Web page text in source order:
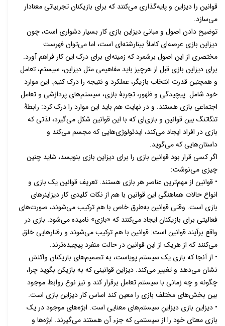
قوانین را دیزاین و پایه‌گذاری می‌کنند که برای بازیکنان تجربیاتی معنادار
می‌سازد.
توضیح دادن اصول و مبانی دیزاین بازی کار بسیار دشواری است، چون
دیزاین بازی عرصه‌ای کاملاً بینارشته‌ای است، اما می‌توان فهرست
مختصری از این اصول برشمرد که زمینه‌ای برای درک این کار فراهم آورد.
برای دیزاین بازی قبل از هرچیز باید مفاهیمی مثل دیزاین، سیستم، تعامل
و همچنین قدرت انتخاب بازیگر، عملکرد و نتیجه را درک کنیم. این موارد
خود شامل پیچیدگی و ظهور، تجربۀ بازی، سیستم‌های پردازشی و تعامل
اجتماعی بازی هستند. و در نهایت هم باید این موارد را درک کرد: رابطۀ
تنگاتنگ بین قوانین و بازی‌ای که با این قوانین شکل می‌گیرد، لذتی که
بازی در افراد ایجاد می‌کند، ایدئولوژی‌هایی که مجسم می‌کند و
داستان‌هایی که می‌گوید.
اگر کسی قرار بود قوانین بازی را برای دیزاین بازی بنویسد، شاید چنین
چیزی می‌نوشت:
• قوانین از مهم‌ترین عناصر هر بازی هستند. تعریف قوانین یک بازی و
انواع حالات هماهنگی این قوانین با هم از نکات کلیدی کار دیزاینرهای
بازی است. وقتی قوانین به‌طرق خاص با هم ترکیب می‌شوند، صورت‌های
فعالیتی برای بازیکنان ایجاد می‌کنند که «بازی» نامیده می‌شود. بازی در
واقع برآیند قوانین است: قوانین با هم ترکیب می‌شوند و رفتارهایی خلق
می‌کنند که از هریک از این قوانین در حالت منفرد پیچیده‌ترند.
• از آنجا که بازی‌ یک سیستم‌ پویاست، به تصمیم‌های بازیکنان واکنش
نشان می‌دهد و تغییر می‌کند. دیزاین قوانینی که به بازیکن بگوید چرا،
چگونه و چه زمانی با سیستم تعامل برقرار کند و نیز نوع روابط موجود
بین بخش‌های مختلف بازی را معین کند اساس کار دیزاین بازی است.
• دیزاین بازی دیزاینِ سیستم‌های معنایی است. ابژه‌های موجود در یک
بازی معنای خود را از سیستمی که جزء آن هستند می‌گیرند. ابژه‌ها و